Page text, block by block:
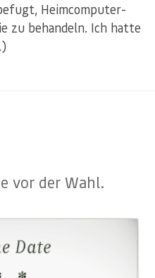
Heimcomputer-
zu behandeln. Ich hatte
vor der Wahl.